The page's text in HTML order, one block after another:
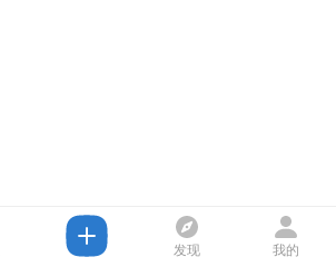
发现 我的